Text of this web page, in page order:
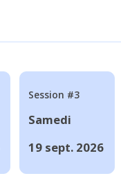
Session #3
Samedi
19 sept. 2026